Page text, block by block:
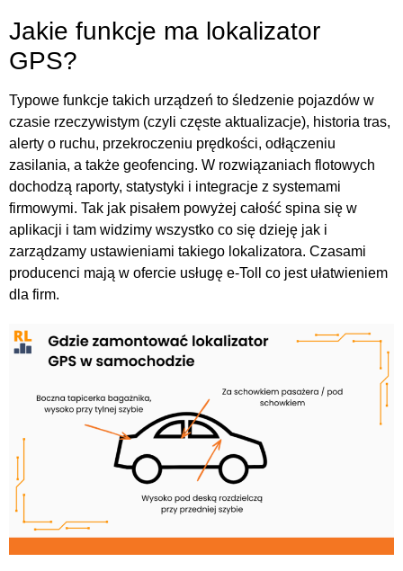
Jakie funkcje ma lokalizator
GPS?
Typowe funkcje takich urządzeń to śledzenie pojazdów w
czasie rzeczywistym (czyli częste aktualizacje), historia tras,
alerty o ruchu, przekroczeniu prędkości, odłączeniu
zasilania, a także geofencing. W rozwiązaniach flotowych
dochodzą raporty, statystyki i integracje z systemami
firmowymi. Tak jak pisałem powyżej całość spina się w
aplikacji i tam widzimy wszystko co się dzieję jak i
zarządzamy ustawieniami takiego lokalizatora. Czasami
producenci mają w ofercie usługę e-Toll co jest ułatwieniem
dla firm.